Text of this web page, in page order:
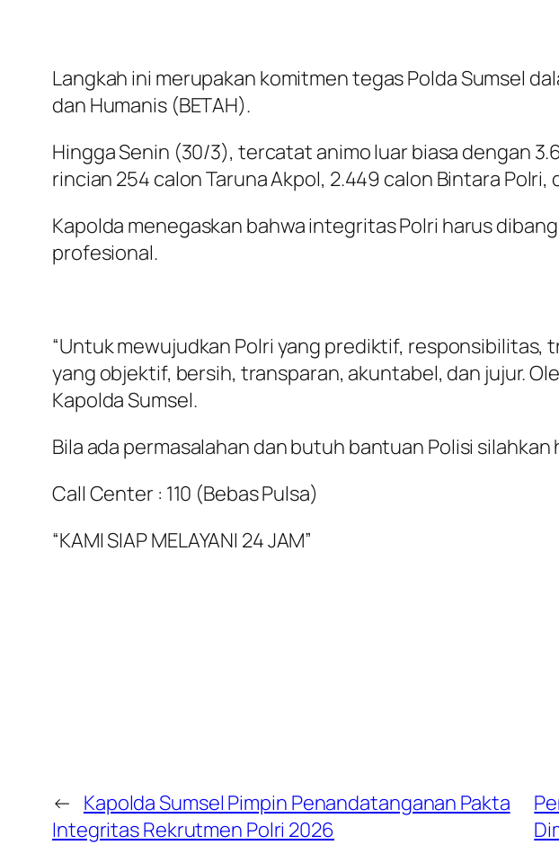
Langkah ini merupakan komitmen tegas Polda Sumsel
dan Humanis (BETAH).
Hingga Senin (30/3), tercatat animo luar biasa dengan
rincian 254 calon Taruna Akpol, 2.449 calon Bintara Polri,
Kapolda menegaskan bahwa integritas Polri harus
profesional.
“Untuk mewujudkan Polri yang prediktif,
yang objektif, bersih, transparan, akuntabel, dan jujur.
Kapolda Sumsel.
Bila ada permasalahan dan butuh bantuan Polisi silahkan
Call Center : 110 (Bebas Pulsa)
“KAMI SIAP MELAYANI 24 JAM”
← Kapolda Sumsel Pimpin Penandatanganan Pakta
Integritas Rekrutmen Polri 2026